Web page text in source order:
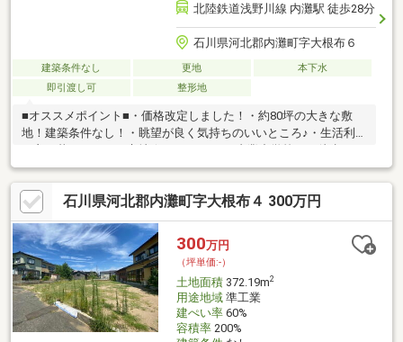
北陸鉄道浅野川線 内灘駅 徒歩28分
石川県河北郡内灘町字大根布６
建築条件なし 更地
本下水
即引渡し可
整形地
■オススメポイント■・価格改定しました！・約80坪の大きな敷
地！建築条件なし！・眺望が良く気持ちのいいところ♪・生活利便
が良く暮らしやすい立地☆■アクセス■・内灘中学校まで徒歩7
分・大根布小学校まで徒歩3分・大根布保育園まで徒歩5分・スー
パー、コンビニ、ドラッグストア徒歩10分圏内♪・バス停も近く
病院や役場までも交通アクセス◎■サポート■・商談からお引渡し
まで経験豊富なスタッフが丁寧にサポートさせて頂きます。ぜひ
一度お問合せ下さい！
石川県河北郡内灘町字大根布４ 300万円
300万円
（坪単価:-）
土地面積372.19m2
用途地域準工業
建ぺい率60%
容積率200%